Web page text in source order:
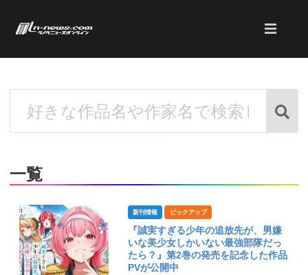
一覧
新刊情報 ピックアップ
『誠実すぎる少年の追放先が、男嫌
いな美少女しかいない最強部隊だっ
たら？』第2巻の発売を記念した作品
PVが公開中